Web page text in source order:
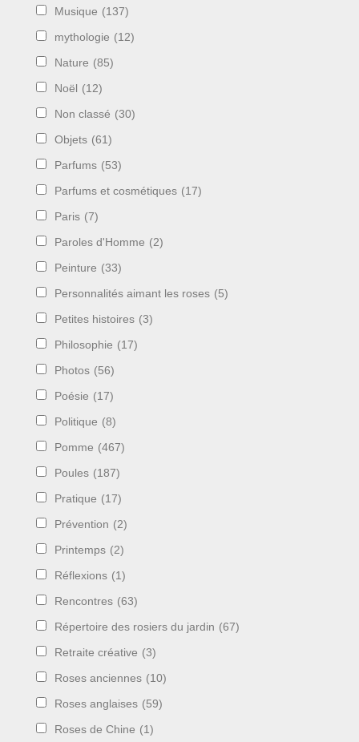
Musique (137)
mythologie (12)
Nature (85)
Noël (12)
Non classé (30)
Objets (61)
Parfums (53)
Parfums et cosmétiques (17)
Paris (7)
Paroles d'Homme (2)
Peinture (33)
Personnalités aimant les roses (5)
Petites histoires (3)
Philosophie (17)
Photos (56)
Poésie (17)
Politique (8)
Pomme (467)
Poules (187)
Pratique (17)
Prévention (2)
Printemps (2)
Réflexions (1)
Rencontres (63)
Répertoire des rosiers du jardin (67)
Retraite créative (3)
Roses anciennes (10)
Roses anglaises (59)
Roses de Chine (1)